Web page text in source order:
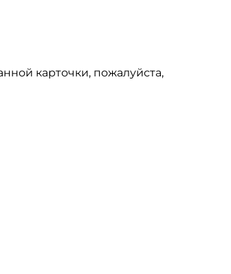
карточки, пожалуйста,